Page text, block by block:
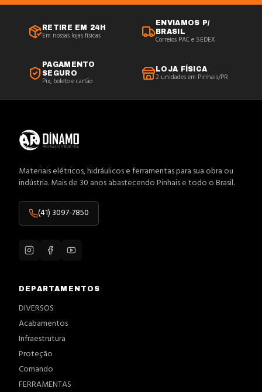
RETIRE EM 24H
Em nossas lojas físicas
ENVIAMOS P/
BRASIL
Correios PAC e SEDEX
PAGAMENTO
SEGURO
Pix, boleto e cartão
LOJA FÍSICA
2 unidades em Pinhais/PR
Materiais elétricos, hidráulicos e ferramentas para sua obra ou
indústria. Mais de 30 anos abastecendo Pinhais e todo o Brasil.
(41) 3097-7850
DEPARTAMENTOS
DIVERSOS
Acabamentos
Infraestrutura
Proteção
Comando
FERRAMENTAS